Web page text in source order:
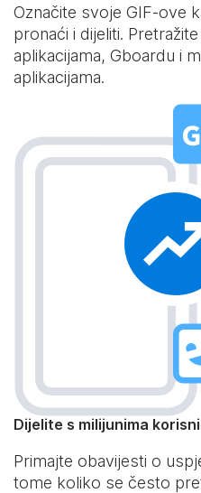
Označite svoje GIF-ove
pronaći i dijeliti.
aplikacijama, Gboardu i
aplikacijama.
Dijelite s milijunima
Primajte obavijesti o
tome koliko se često